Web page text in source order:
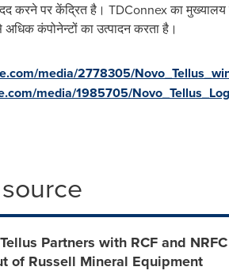
करने पर केंद्रित है। TDConnex का
अधिक कंपोनेन्टों का उत्पादन करता है।
media/2778305/
media/1985705/
Partners with RCF and
of Russell Mineral Equipment